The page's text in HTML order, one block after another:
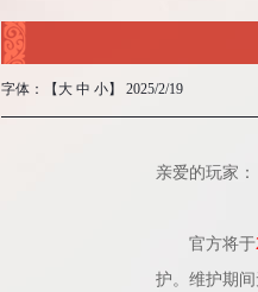
字体：【 大 中 小】 2025/2/19
亲爱的玩家：
官方将于
护。维护期